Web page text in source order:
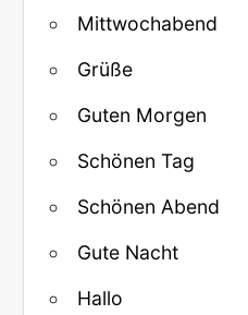
Mittwochabend
Grüße
Guten Morgen
Schönen Tag
Schönen Abend
Gute Nacht
Hallo